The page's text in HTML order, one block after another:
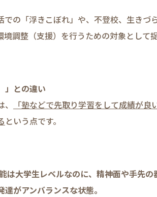
での「浮きこぼれ」や、不登校、生きづ
調整（支援）を行うための対象として捉
」との違い
「塾などで先取り学習をして成績が良
という点です。
は大学生レベルなのに、精神面や手先
がアンバランスな状態。